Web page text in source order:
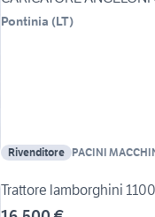
Pontinia (LT)
Rivenditore PACINI
Trattore lamborghini